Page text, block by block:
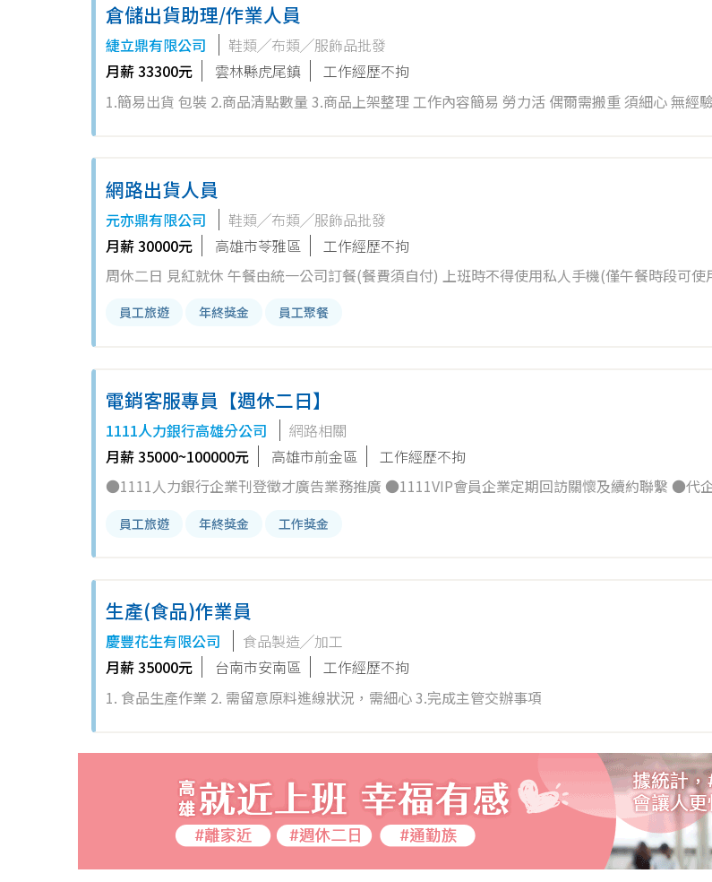
倉儲出貨助理/作業人員
緁立鼎有限公司
鞋類╱布類╱服飾品批發
月薪 33300元
雲林縣虎尾鎮
工作經歷不拘
1.簡易出貨 包裝 2.商品清點數量 3.商品上架整理 工作內容簡易 勞力活 偶爾需搬重 須細心 無經驗輕鬆上手 固定休六日 見
網路出貨人員
元亦鼎有限公司
鞋類╱布類╱服飾品批發
月薪 30000元
高雄市苓雅區
工作經歷不拘
周休二日 見紅就休 午餐由統一公司訂餐(餐費須自付) 上班時不得使用私人手機(僅午餐時段可使用)，上班時段須穿著圍裙
員工旅遊 年終獎金 員工聚餐
電銷客服專員【週休二日】
1111人力銀行高雄分公司
網路相關
月薪 35000~100000元
高雄市前金區
工作經歷不拘
●1111人力銀行企業刊登徵才廣告業務推廣 ●1111VIP會員企業定期回訪關懷及續約聯繫 ●代企業建立職缺及招募系統
金，生...
員工旅遊 年終獎金 工作獎金
生產(食品)作業員
慶豐花生有限公司
食品製造╱加工
月薪 35000元
台南市安南區
工作經歷不拘
1. 食品生產作業 2. 需留意原料進線狀況，需細心 3.完成主管交辦事項